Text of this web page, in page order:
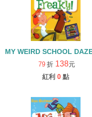
MY WEIRD SCHOOL
79 折 138元
紅利 0 點